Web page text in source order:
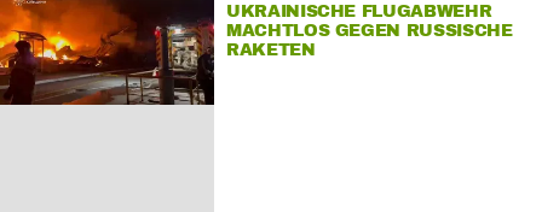
UKRAINISCHE FLUGABWEHR
MACHTLOS GEGEN RUSSISCHE
RAKETEN